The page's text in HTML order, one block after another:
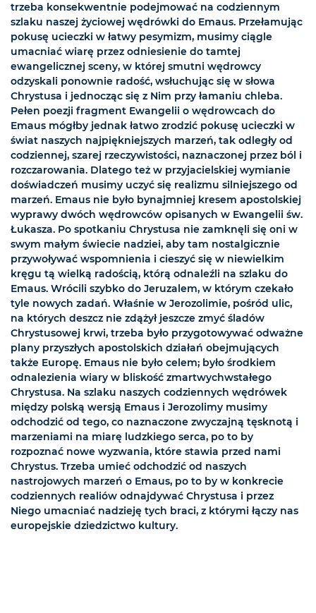
trzeba konsekwentnie podejmować na codziennym
szlaku naszej życiowej wędrówki do Emaus. Przełamując
pokusę ucieczki w łatwy pesymizm, musimy ciągle
umacniać wiarę przez odniesienie do tamtej
ewangelicznej sceny, w której smutni wędrowcy
odzyskali ponownie radość, wsłuchując się w słowa
Chrystusa i jednocząc się z Nim przy łamaniu chleba.
Pełen poezji fragment Ewangelii o wędrowcach do
Emaus mógłby jednak łatwo zrodzić pokusę ucieczki w
świat naszych najpiękniejszych marzeń, tak odległy od
codziennej, szarej rzeczywistości, naznaczonej przez ból i
rozczarowania. Dlatego też w przyjacielskiej wymianie
doświadczeń musimy uczyć się realizmu silniejszego od
marzeń. Emaus nie było bynajmniej kresem apostolskiej
wyprawy dwóch wędrowców opisanych w Ewangelii św.
Łukasza. Po spotkaniu Chrystusa nie zamknęli się oni w
swym małym świecie nadziei, aby tam nostalgicznie
przywoływać wspomnienia i cieszyć się w niewielkim
kręgu tą wielką radością, którą odnaleźli na szlaku do
Emaus. Wrócili szybko do Jeruzalem, w którym czekało
tyle nowych zadań. Właśnie w Jerozolimie, pośród ulic,
na których deszcz nie zdążył jeszcze zmyć śladów
Chrystusowej krwi, trzeba było przygotowywać odważne
plany przyszłych apostolskich działań obejmujących
także Europę. Emaus nie było celem; było środkiem
odnalezienia wiary w bliskość zmartwychwstałego
Chrystusa. Na szlaku naszych codziennych wędrówek
między polską wersją Emaus i Jerozolimy musimy
odchodzić od tego, co naznaczone zwyczajną tęsknotą i
marzeniami na miarę ludzkiego serca, po to by
rozpoznać nowe wyzwania, które stawia przed nami
Chrystus. Trzeba umieć odchodzić od naszych
nastrojowych marzeń o Emaus, po to by w konkrecie
codziennych realiów odnajdywać Chrystusa i przez
Niego umacniać nadzieję tych braci, z którymi łączy nas
europejskie dziedzictwo kultury.